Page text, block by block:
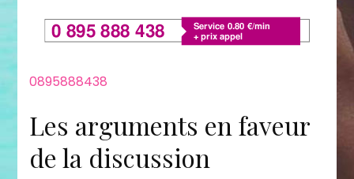
0895888438
Les arguments en faveur
de la discussion